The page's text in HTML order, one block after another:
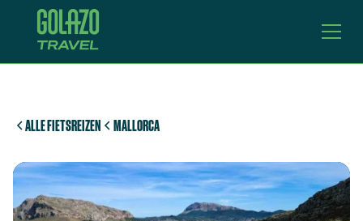
ALLE FIETSREIZEN MALLORCA